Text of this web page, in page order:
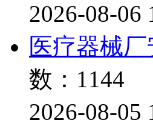
2026-08-06
医疗器械
数：1144
2026-08-05